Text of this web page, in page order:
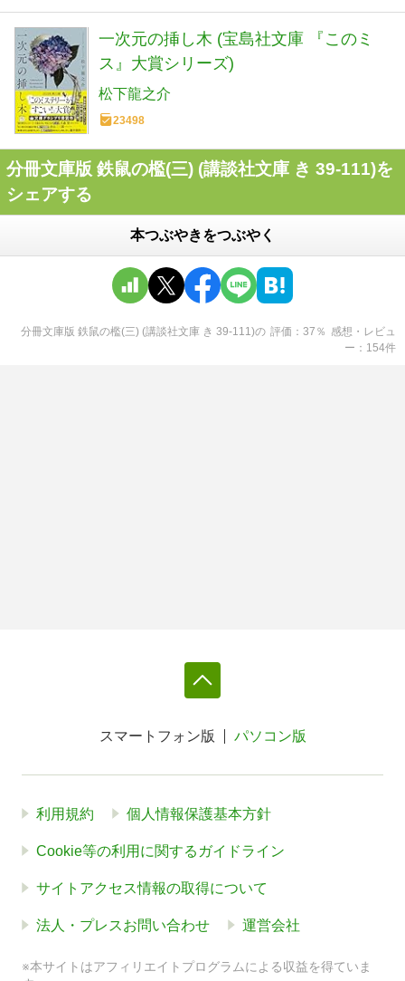
一次元の挿し木 (宝島社文庫 『このミ
ス』大賞シリーズ)
松下龍之介
23498
分冊文庫版 鉄鼠の檻(三) (講談社文庫 き 39-111)を
シェアする
本つぶやきをつぶやく
分冊文庫版 鉄鼠の檻(三) (講談社文庫 き 39-111)の 評価 37 ％ 感想・レビュ
ー
154件
スマートフォン版 パソコン版
利用規約 個人情報保護基本方針
Cookie等の利用に関するガイドライン
サイトアクセス情報の取得について
法人・プレスお問い合わせ 運営会社
※本サイトはアフィリエイトプログラムによる収益を得ていま